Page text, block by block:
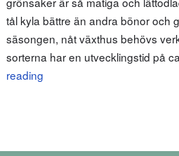
tål kyla bättre än andra bönor och
säsongen, nåt växthus behövs
sorterna har en utvecklingstid på
reading